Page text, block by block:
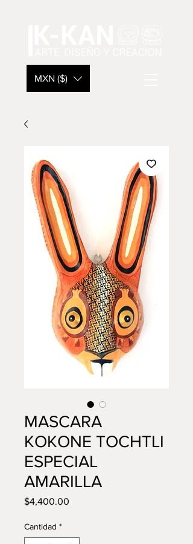
MXN ($)
MASCARA
KOKONE TOCHTLI
ESPECIAL
AMARILLA
$4,400.00
Cantidad *